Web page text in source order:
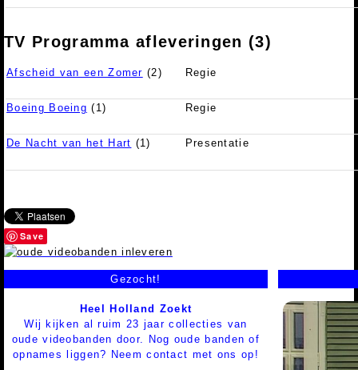
TV Programma afleveringen (3)
Afscheid van een Zomer (2) Regie
Boeing Boeing (1) Regie
De Nacht van het Hart (1) Presentatie
Save
Gezocht!
Heel Holland Zoekt
Wij kijken al ruim 23 jaar collecties van
oude videobanden door. Nog oude banden of
opnames liggen? Neem contact met ons op!